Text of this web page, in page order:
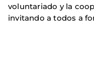
voluntariado y la
invitando a todos a